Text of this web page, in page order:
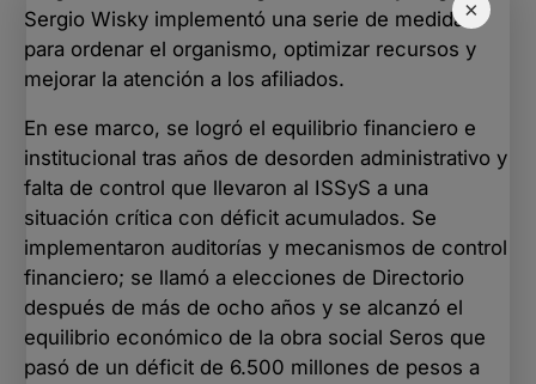
×
Sergio Wisky implementó una serie de medidas
para ordenar el organismo, optimizar recursos y
mejorar la atención a los afiliados.
En ese marco, se logró el equilibrio financiero e
institucional tras años de desorden administrativo y
falta de control que llevaron al ISSyS a una
situación crítica con déficit acumulados. Se
implementaron auditorías y mecanismos de control
financiero; se llamó a elecciones de Directorio
después de más de ocho años y se alcanzó el
equilibrio económico de la obra social Seros que
pasó de un déficit de 6.500 millones de pesos a